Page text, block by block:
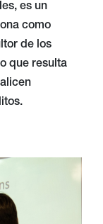
es un
como
de los
que resulta